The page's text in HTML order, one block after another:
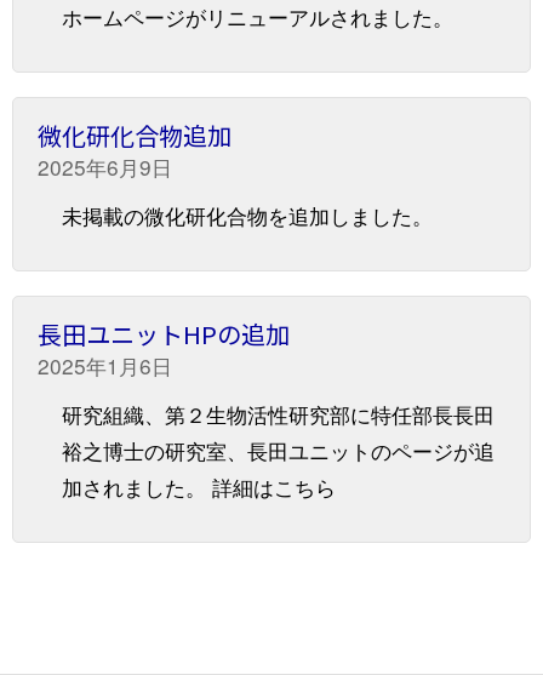
ホームページがリニューアルされました。
微化研化合物追加
2025年6月9日
未掲載の微化研化合物を追加しました。
長田ユニットHPの追加
2025年1月6日
研究組織、第２生物活性研究部に特任部長長田
裕之博士の研究室、長田ユニットのページが追
加されました。 詳細はこちら